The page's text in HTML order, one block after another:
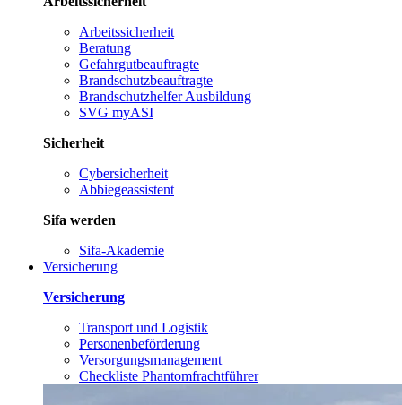
Arbeitssicherheit
Beratung
Gefahrgutbeauftragte
Brandschutzbeauftragte
Brandschutzhelfer Ausbildung
SVG myASI
Sicherheit
Cybersicherheit
Abbiegeassistent
Sifa werden
Sifa-Akademie
Versicherung
Versicherung
Transport und Logistik
Personenbeförderung
Versorgungsmanagement
Checkliste Phantomfrachtführer